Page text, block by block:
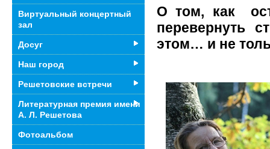
О том, как
перевернуть
этом… и не
Виртуальный концертный
зал
Досуг
Наш город
Решетовские встречи
Литературная премия имени
А. Л. Решетова
Фотоальбом